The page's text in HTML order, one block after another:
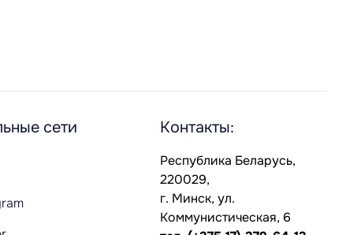
сети Контакты:
Республика Беларусь,
220029,
г. Минск, ул.
Коммунистическая, 6